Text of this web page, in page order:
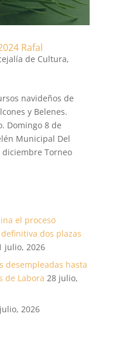
Rafal
de Cultura,
navideños de
y Belenes.
Domingo 8 de
Municipal Del
Torneo
el proceso
dos plazas
julio, 2026
desempleadas hasta
de Labora 28 julio,
2026